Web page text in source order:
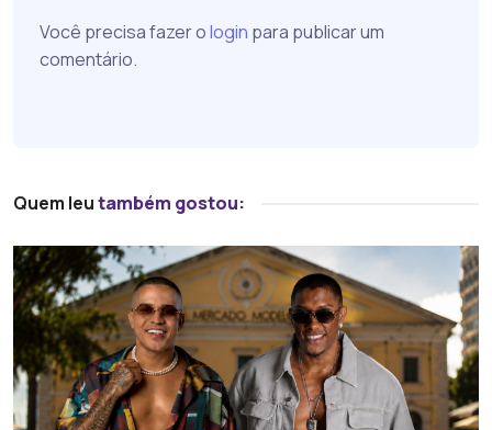
Você precisa fazer ologin para publicar um
comentário.
Quem leutambém gostou: